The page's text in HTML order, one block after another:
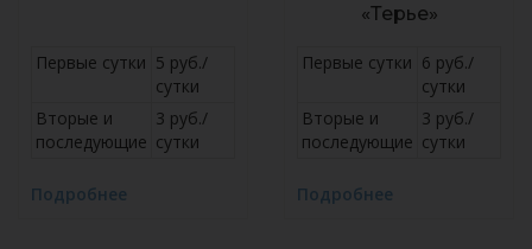
Первые сутки 5 руб./
сутки
Вторые и
последующие
3 руб./
сутки
Подробнее
«Терье»
Первые сутки 6 руб./
сутки
Вторые и
последующие
3 руб./
сутки
Подробнее